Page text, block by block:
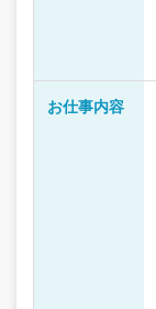
お仕事内容